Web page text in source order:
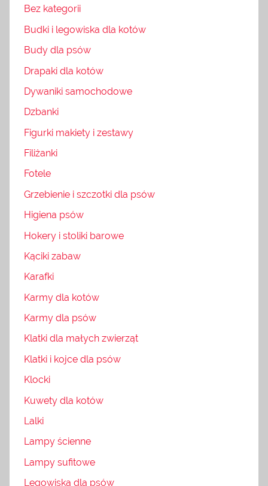
Bez kategorii
Budki i legowiska dla kotów
Budy dla psów
Drapaki dla kotów
Dywaniki samochodowe
Dzbanki
Figurki makiety i zestawy
Filiżanki
Fotele
Grzebienie i szczotki dla psów
Higiena psów
Hokery i stoliki barowe
Kąciki zabaw
Karafki
Karmy dla kotów
Karmy dla psów
Klatki dla małych zwierząt
Klatki i kojce dla psów
Klocki
Kuwety dla kotów
Lalki
Lampy ścienne
Lampy sufitowe
Legowiska dla psów